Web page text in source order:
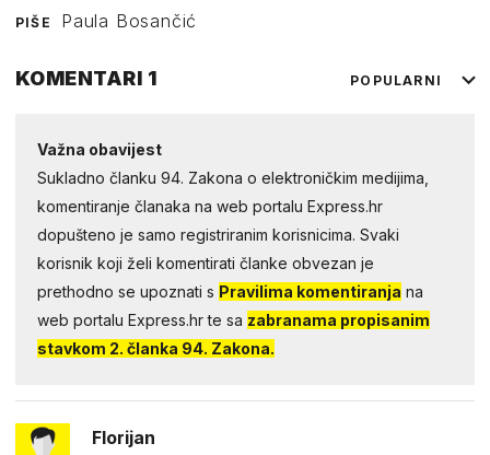
PIŠE Paula Bosančić
KOMENTARI 1 POPULARNI
Važna obavijest
Sukladno članku 94. Zakona o elektroničkim medijima,
komentiranje članaka na web portalu Express.hr
dopušteno je samo registriranim korisnicima. Svaki
korisnik koji želi komentirati članke obvezan je
prethodno se upoznati s Pravilima komentiranja na
web portalu Express.hr te sa zabranama propisanim
stavkom 2. članka 94. Zakona.
Florijan